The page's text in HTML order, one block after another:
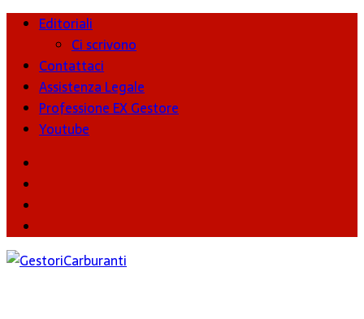
Editoriali
Ci scrivono
Contattaci
Assistenza Legale
Professione EX Gestore
Youtube